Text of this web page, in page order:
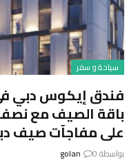
سياحة و سفر
فندق إيكوس دبي
باقة الصيف مع
على مفاجآت صيف
بواسطة golan 0